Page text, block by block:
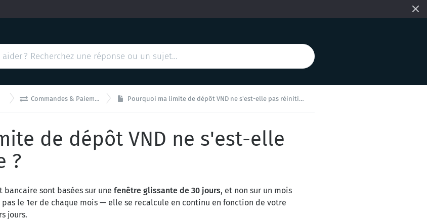
 Commandes & Paiements Pourquoi ma limite de dépôt VND ne s'est-elle pas réinitialisée ?
de dépôt VND ne s'est-elle
?
sont basées sur une fenêtre glissante de 30 jours, et non sur un mois
le 1er de chaque mois — elle se recalcule en continu en fonction de votre
jours.